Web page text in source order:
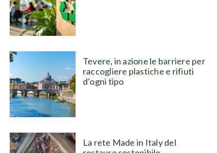
Tevere, in azione le barriere per
raccogliere plastiche e rifiuti
d’ogni tipo
La rete Made in Italy del